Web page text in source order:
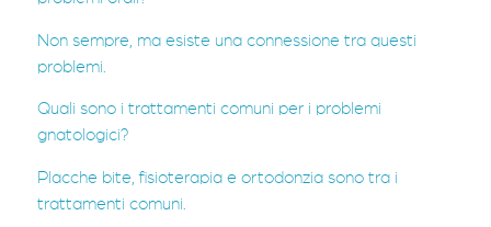
Non sempre, ma esiste una connessione tra questi
problemi.
Quali sono i trattamenti comuni per i problemi
gnatologici?
Placche bite, fisioterapia e ortodonzia sono tra i
trattamenti comuni.